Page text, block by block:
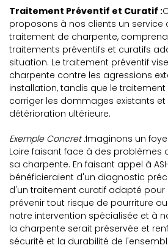
Traitement Préventif et Curatif :
proposons à nos clients un service
traitement de charpente,
traitements préventifs et curatifs
situation. Le traitement préventif
charpente contre les agressions
installation, tandis que le
corriger les dommages existants
détérioration ultérieure.
Exemple Concret :Imaginons un
Loire faisant face à des problèmes
sa charpente. En faisant appel à
bénéficieraient d'un diagnostic
d'un traitement curatif adapté pour
prévenir tout risque de pourriture
notre intervention spécialisée et à
la charpente serait préservée et
sécurité et la durabilité de